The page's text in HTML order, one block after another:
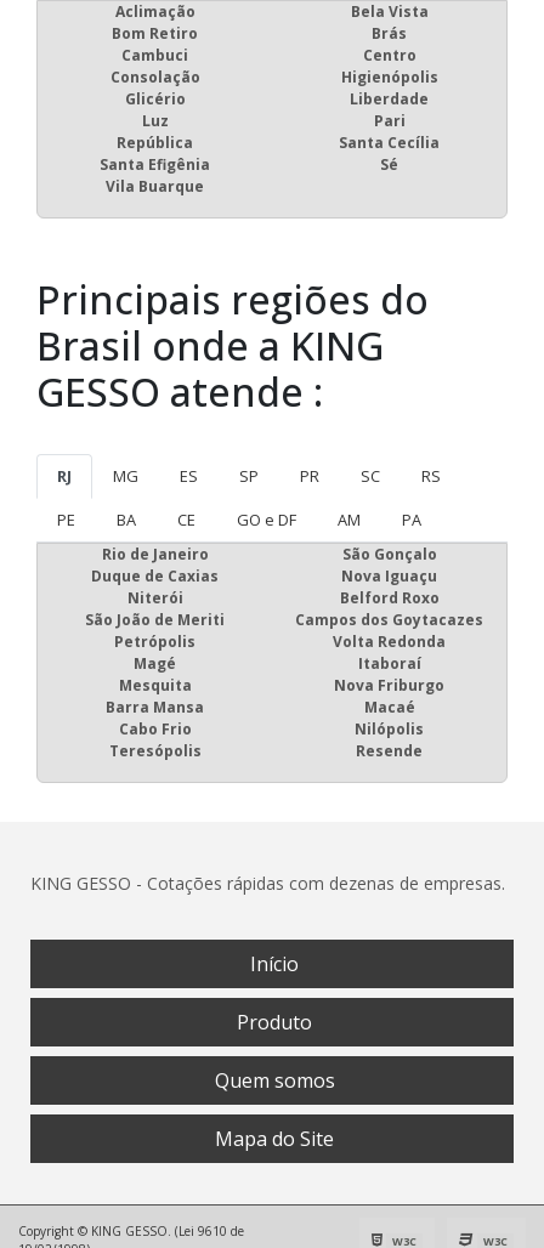
Aclimação
Bela Vista
Bom Retiro
Brás
Cambuci
Centro
Consolação
Higienópolis
Glicério
Liberdade
Luz
Pari
República
Santa Cecília
Santa Efigênia
Sé
Vila Buarque
Principais regiões do
Brasil onde a KING
GESSO atende :
RJ MG ES SP PR SC
RS
PE
BA CE GO e DF AM PA
Rio de Janeiro
São Gonçalo
Duque de Caxias
Nova Iguaçu
Niterói
Belford Roxo
São João de Meriti
Campos dos Goytacazes
Petrópolis
Volta Redonda
Magé
Itaboraí
Mesquita
Nova Friburgo
Barra Mansa
Macaé
Cabo Frio
Nilópolis
Teresópolis
Resende
KING GESSO - Cotações rápidas com dezenas de empresas.
Início
Produto
Quem somos
Mapa do Site
Copyright © KING GESSO. (Lei 9610 de
W3C W3C